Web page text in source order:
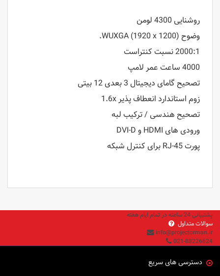
روشنایی 4300 لومن
وضوح WUXGA (1920 x 1200).
2000:1 نسبت کنتراست
4000 ساعت عمر لامپ
تصحیح گامای دیجیتال 3 بعدی 12 بیتی
زوم استاندارد انعطاف پذیر 1.6x
تصحیح هندسی / ترکیب لبه
ورودی های HDMI و DVI-D
پورت RJ-45 برای کنترل شبکه
پشتیبانی 24 ساعته در تمام ایام هفته
سوالات متداول
info@projectorman.ir
021-88226624
دسترسی های سریع